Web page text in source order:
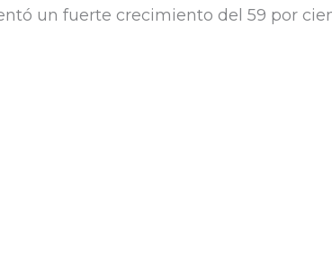
un fuerte crecimiento del 59 por